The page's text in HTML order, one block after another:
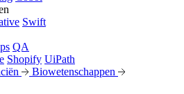
Swift
QA
Shopify UiPath
Biowetenschappen